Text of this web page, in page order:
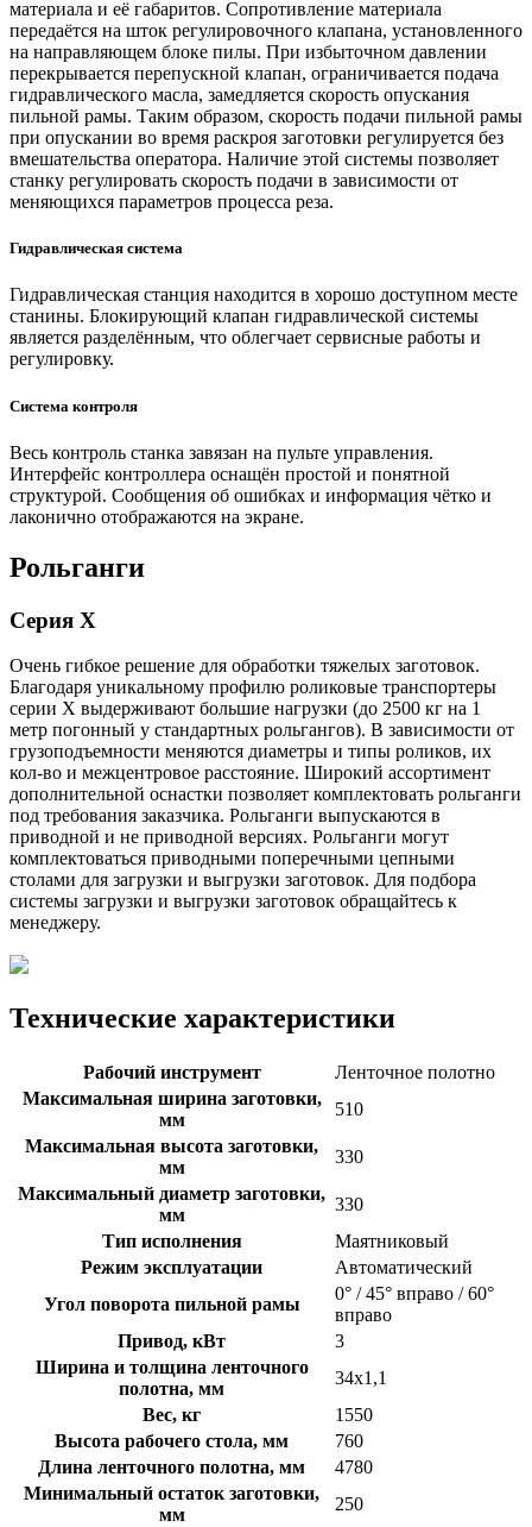
материала и её габаритов. Сопротивление материала
передаётся на шток регулировочного клапана, установленного
на направляющем блоке пилы. При избыточном давлении
перекрывается перепускной клапан, ограничивается подача
гидравлического масла, замедляется скорость опускания
пильной рамы. Таким образом, скорость подачи пильной рамы
при опускании во время раскроя заготовки регулируется без
вмешательства оператора. Наличие этой системы позволяет
станку регулировать скорость подачи в зависимости от
меняющихся параметров процесса реза.
Гидравлическая система
Гидравлическая станция находится в хорошо доступном месте
станины. Блокирующий клапан гидравлической системы
является разделённым, что облегчает сервисные работы и
регулировку.
Система контроля
Весь контроль станка завязан на пульте управления.
Интерфейс контроллера оснащён простой и понятной
структурой. Сообщения об ошибках и информация чётко и
лаконично отображаются на экране.
Рольганги
Серия Х
Очень гибкое решение для обработки тяжелых заготовок.
Благодаря уникальному профилю роликовые транспортеры
серии X выдерживают большие нагрузки (до 2500 кг на 1
метр погонный у стандартных рольгангов). В зависимости от
грузоподъемности меняются диаметры и типы роликов, их
кол-во и межцентровое расстояние. Широкий ассортимент
дополнительной оснастки позволяет комплектовать рольганги
под требования заказчика. Рольганги выпускаются в
приводной и не приводной версиях. Рольганги могут
комплектоваться приводными поперечными цепными
столами для загрузки и выгрузки заготовок. Для подбора
системы загрузки и выгрузки заготовок обращайтесь к
менеджеру.
Технические характеристики
Рабочий инструмент
Ленточное полотно
Максимальная ширина заготовки,
мм
510
Максимальная высота заготовки,
мм
330
Максимальный диаметр заготовки,
мм
330
Тип исполнения
Маятниковый
Режим эксплуатации
Автоматический
Угол поворота пильной рамы
0° / 45° вправо / 60°
вправо
Привод, кВт
3
Ширина и толщина ленточного
полотна, мм
34х1,1
Вес, кг
1550
Высота рабочего стола, мм
760
Длина ленточного полотна, мм
4780
Минимальный остаток заготовки,
мм
250